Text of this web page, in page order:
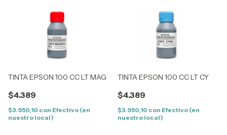
TINTA EPSON 100 CC LT MAG
$4.389
$3.950,10 con Efectivo (en
nuestro local)
TINTA EPSON 100 CC LT CY
$4.389
$3.950,10 con Efectivo (en
nuestro local)